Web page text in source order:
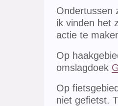
Ondertussen
ik vinden het
actie te
Op
omslagdoek
Op
niet gefietst.